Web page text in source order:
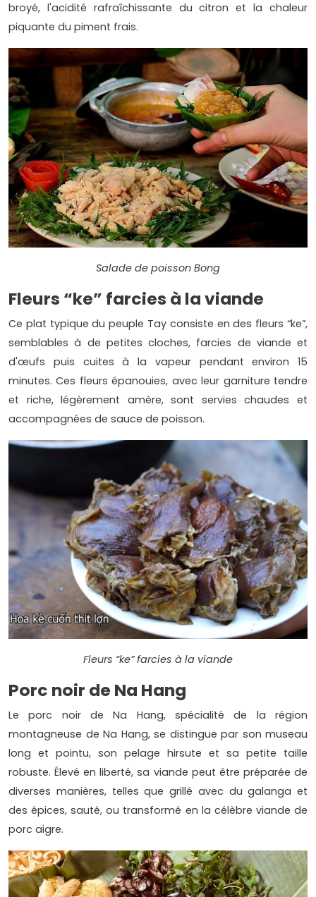
broyé, l'acidité rafraîchissante du citron et la chaleur
piquante du piment frais.
Salade de poisson Bong
Fleurs “ke” farcies à la viande
Ce plat typique du peuple Tay consiste en des fleurs “ke”,
semblables à de petites cloches, farcies de viande et
d'œufs puis cuites à la vapeur pendant environ 15
minutes. Ces fleurs épanouies, avec leur garniture tendre
et riche, légèrement amère, sont servies chaudes et
accompagnées de sauce de poisson.
Fleurs “ke” farcies à la viande
Porc noir de Na Hang
Le porc noir de Na Hang, spécialité de la région
montagneuse de Na Hang, se distingue par son museau
long et pointu, son pelage hirsute et sa petite taille
robuste. Élevé en liberté, sa viande peut être préparée de
diverses manières, telles que grillé avec du galanga et
des épices, sauté, ou transformé en la célèbre viande de
porc aigre.